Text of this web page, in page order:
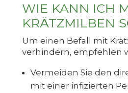
WIE KANN ICH
KRÄTZMILBEN
Um einen Befall mit
verhindern, empfehlen
Vermeiden Sie den
mit einer infizierten